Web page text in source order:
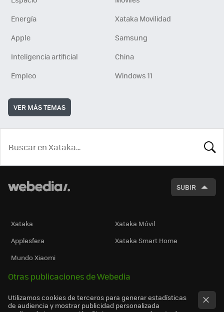
Energía
Xataka Movilidad
Apple
Samsung
Inteligencia artificial
China
Empleo
Windows 11
VER MÁS TEMAS
SUBIR
Xataka
Xataka Móvil
Applesfera
Xataka Smart Home
Mundo Xiaomi
Otras publicaciones de Webedia
Utilizamos cookies de terceros para generar estadísticas
de audiencia y mostrar publicidad personalizada